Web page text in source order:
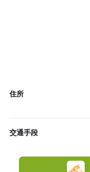
住所
交通手段